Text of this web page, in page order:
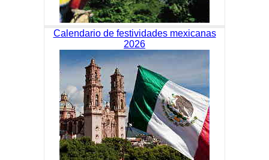
Calendario de festividades mexicanas
2026